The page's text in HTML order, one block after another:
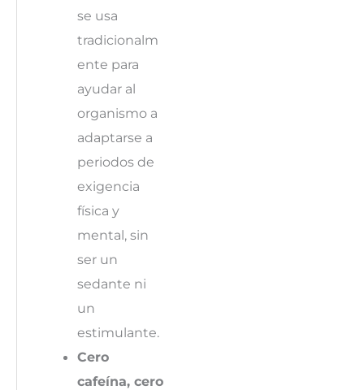
se usa
tradicionalm
ente para
ayudar al
organismo a
adaptarse a
periodos de
exigencia
física y
mental, sin
ser un
sedante ni
un
estimulante.
Cero
cafeína, cero